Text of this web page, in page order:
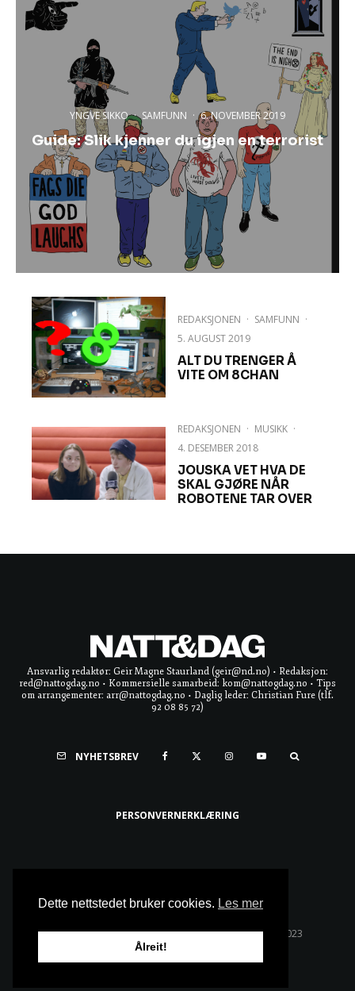
YNGVE SIKKO · SAMFUNN · 6. NOVEMBER 2019
Guide: Slik kjenner du igjen en terrorist
REDAKSJONEN · SAMFUNN ·
5. AUGUST 2019
ALT DU TRENGER Å
VITE OM 8CHAN
REDAKSJONEN · MUSIKK ·
4. DESEMBER 2018
JOUSKA VET HVA DE
SKAL GJØRE NÅR
ROBOTENE TAR OVER
Ansvarlig redaktør: Geir Magne Staurland (geir@nd.no) • Redaksjon:
red@nattogdag.no • Kommersielle samarbeid: kom@nattogdag.no • Tips
om arrangementer: arr@nattogdag.no • Daglig leder: Christian Fure (tlf.
92 08 85 72)
NYHETSBREV
PERSONVERNERKLÆRING
Alle rettigheter reservert • Copyright © Natt & Dag 2023
Dette nettstedet bruker cookies. Les mer
Ålreit!